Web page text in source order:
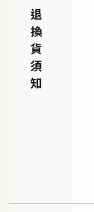
退
換
貨
須
知